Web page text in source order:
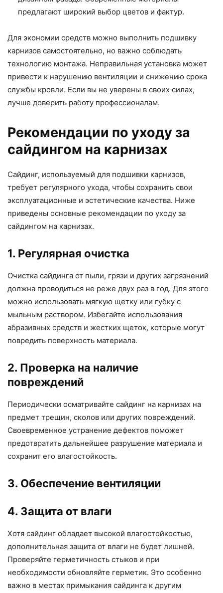
предлагают широкий выбор цветов и фактур.
Для экономии средств можно выполнить подшивку
карнизов самостоятельно, но важно соблюдать
технологию монтажа. Неправильная установка может
привести к нарушению вентиляции и снижению срока
службы кровли. Если вы не уверены в своих силах,
лучше доверить работу профессионалам.
Рекомендации по уходу за
сайдингом на карнизах
Сайдинг, используемый для подшивки карнизов,
требует регулярного ухода, чтобы сохранить свои
эксплуатационные и эстетические качества. Ниже
приведены основные рекомендации по уходу за
сайдингом на карнизах.
1. Регулярная очистка
Очистка сайдинга от пыли, грязи и других загрязнений
должна проводиться не реже двух раз в год. Для этого
можно использовать мягкую щетку или губку с
мыльным раствором. Избегайте использования
абразивных средств и жестких щеток, которые могут
повредить поверхность материала.
2. Проверка на наличие
повреждений
Периодически осматривайте сайдинг на карнизах на
предмет трещин, сколов или других повреждений.
Своевременное устранение дефектов поможет
предотвратить дальнейшее разрушение материала и
сохранит его влагостойкость.
3. Обеспечение вентиляции
4. Защита от влаги
Хотя сайдинг обладает высокой влагостойкостью,
дополнительная защита от влаги не будет лишней.
Проверяйте герметичность стыков и при
необходимости обновляйте герметик. Это особенно
важно в местах примыкания сайдинга к другим